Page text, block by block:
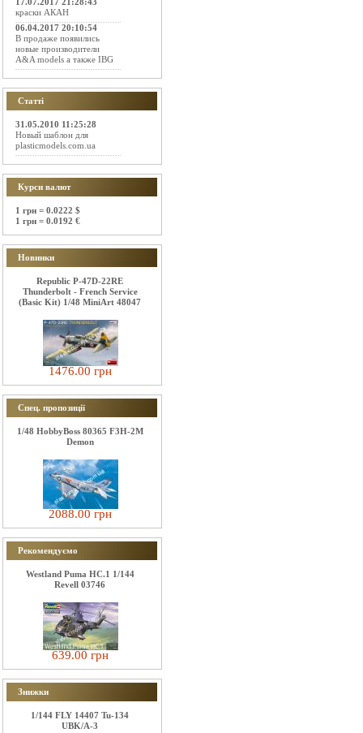
краски АКАН
06.04.2017 20:10:54
В продаже появились
новые производители
A&A models а также IBG
Статті
31.05.2010 11:25:28
Новый шаблон для
plasticmodels.com.ua
Курси валют
1 грн = 0.0222 $
1 грн = 0.0192 €
Новинки
Republic P-47D-22RE
Thunderbolt - French Service
(Basic Kit) 1/48 MiniArt 48047
1476.00 грн
Спец. пропозиції
1/48 HobbyBoss 80365 F3H-2M
Demon
2088.00 грн
Рекомендуємо
Westland Puma HC.1 1/144
Revell 03746
639.00 грн
Знижки
1/144 FLY 14407 Tu-134
UBK/A-3